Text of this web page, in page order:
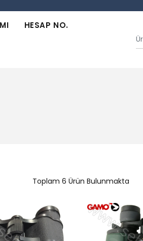
HESAP NO.
Toplam 6 Ürün Bulunmakta